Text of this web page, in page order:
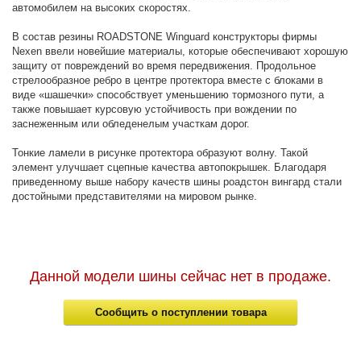
автомобилем на высоких скоростях.
В состав резины ROADSTONE Winguard конструкторы фирмы
Nexen ввели новейшие материалы, которые обеспечивают хорошую
защиту от повреждений во время передвижения. Продольное
стрелообразное ребро в центре протектора вместе с блоками в
виде «шашечки» способствует уменьшению тормозного пути, а
также повышает курсовую устойчивость при вождении по
заснеженным или обледенелым участкам дорог.
Тонкие ламели в рисунке протектора образуют волну. Такой
элемент улучшает сцепные качества автопокрышек. Благодаря
приведенному выше набору качеств шины роадстон вингард стали
достойными представителями на мировом рынке.
Данной модели шины сейчас нет в продаже.
Сообщить о поступлении товара